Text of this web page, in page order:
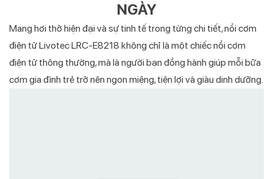
NGÀY
Mang hơi thở hiện đại và sự tinh tế trong từng chi tiết, nồi cơm
điện tử Livotec LRC-E8218 không chỉ là một chiếc nồi cơm
điện tử thông thường, mà là người bạn đồng hành giúp mỗi bữa
cơm gia đình trẻ trở nên ngon miệng, tiện lợi và giàu dinh dưỡng.